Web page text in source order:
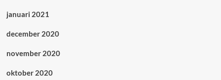
januari 2021
december 2020
november 2020
oktober 2020